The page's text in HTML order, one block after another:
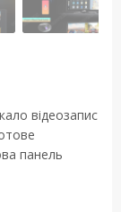
відеозапис
панель